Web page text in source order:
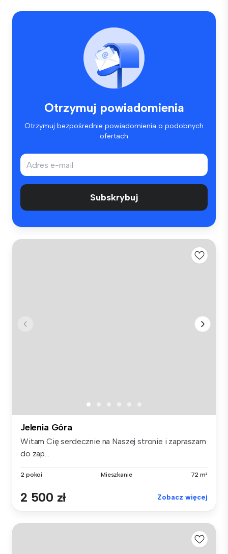
Otrzymuj powiadomienia
Otrzymuj bezpośrednie powiadomienia o podobnych
ofertach
Subskrybuj
Jelenia Góra
Witam Cię serdecznie na Naszej stronie i zapraszam
do zap...
2 pokoi Mieszkanie 72 m²
2 500 zł Zobacz więcej